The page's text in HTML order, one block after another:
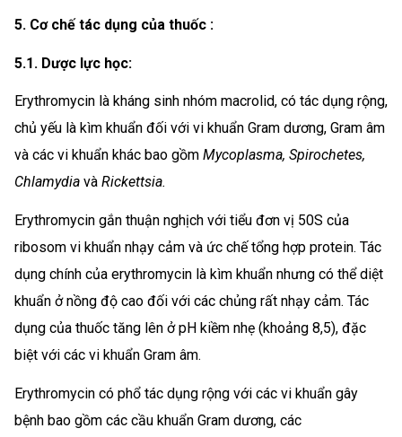
5. Cơ chế tác dụng của thuốc :
5.1. Dược lực học:
Erythromycin là kháng sinh nhóm macrolid, có tác dụng rộng,
chủ yếu là kìm khuẩn đối với vi khuẩn Gram dương, Gram âm
và các vi khuẩn khác bao gồm Mycoplasma, Spirochetes,
Chlamydia và Rickettsia.
Erythromycin gắn thuận nghịch với tiểu đơn vị 50S của
ribosom vi khuẩn nhạy cảm và ức chế tổng hợp protein. Tác
dụng chính của erythromycin là kìm khuẩn nhưng có thể diệt
khuẩn ở nồng độ cao đối với các chủng rất nhạy cảm. Tác
dụng của thuốc tăng lên ở pH kiềm nhẹ (khoảng 8,5), đặc
biệt với các vi khuẩn Gram âm.
Erythromycin có phổ tác dụng rộng với các vi khuẩn gây
bệnh bao gồm các cầu khuẩn Gram dương, các